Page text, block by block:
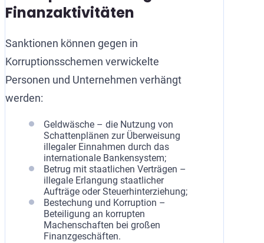
Finanzaktivitäten
Sanktionen können gegen in
Korruptionsschemen verwickelte
Personen und Unternehmen verhängt
werden:
Geldwäsche – die Nutzung von
Schattenplänen zur Überweisung
illegaler Einnahmen durch das
internationale Bankensystem;
Betrug mit staatlichen Verträgen –
illegale Erlangung staatlicher
Aufträge oder Steuerhinterziehung;
Bestechung und Korruption –
Beteiligung an korrupten
Machenschaften bei großen
Finanzgeschäften.